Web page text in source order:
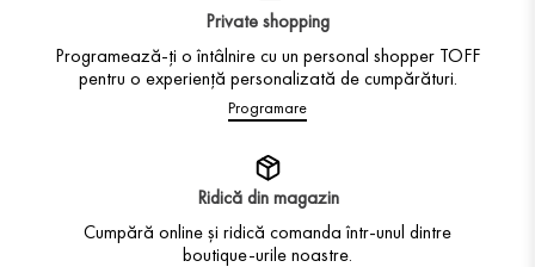
Private shopping
Programează-ți o întâlnire cu un personal shopper TOFF
pentru o experiență personalizată de cumpărături.
Programare
Ridică din magazin
Cumpără online și ridică comanda într-unul dintre
boutique-urile noastre.